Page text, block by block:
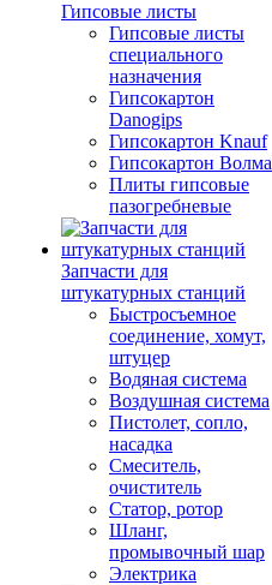
Гипсовые листы
Гипсовые листы
специального
назначения
Гипсокартон
Danogips
Гипсокартон Knauf
Гипсокартон Волма
Плиты гипсовые
пазогребневые
Запчасти для
штукатурных станций
Быстросъемное
соединение, хомут,
штуцер
Водяная система
Воздушная система
Пистолет, сопло,
насадка
Смеситель,
очиститель
Статор, ротор
Шланг,
промывочный шар
Электрика